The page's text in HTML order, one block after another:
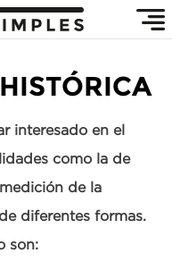
interesado en el
como la de
de la
diferentes formas.
son: